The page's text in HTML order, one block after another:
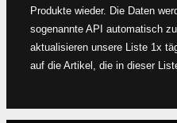
Produkte wieder. Die Daten
sogenannte API automatisch
aktualisieren unsere Liste 1x
auf die Artikel, die in dieser